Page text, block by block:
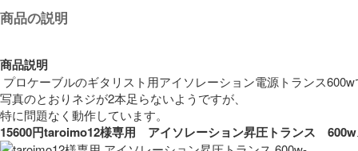
商品の説明
商品説明
プロケーブルのギタリスト用アイソレーション電源トランス
写真のとおりネジが2本足らないようですが、
15600円taroimo12様専用　アイソレーション昇圧トランス　